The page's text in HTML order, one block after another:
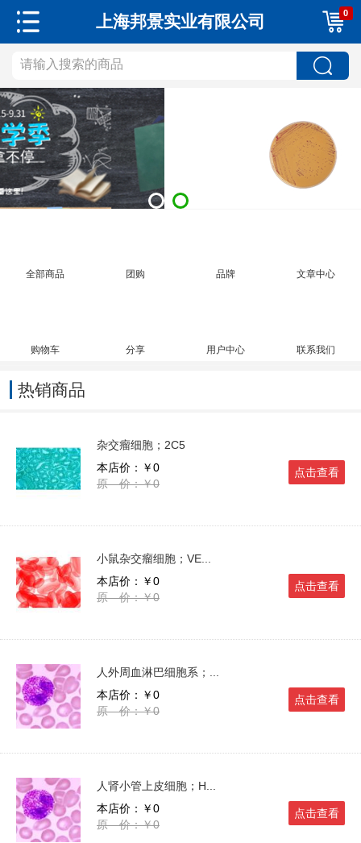
上海邦景实业有限公司 0
全部商品 团购 品牌 文章中心
购物车 分享 用户中心 联系我们
热销商品
杂交瘤细胞；2C5
本店价：￥0
原 价：￥0
点击查看
小鼠杂交瘤细胞；VE...
本店价：￥0
原 价：￥0
点击查看
人外周血淋巴细胞系；...
本店价：￥0
原 价：￥0
点击查看
人肾小管上皮细胞；H...
本店价：￥0
原 价：￥0
点击查看